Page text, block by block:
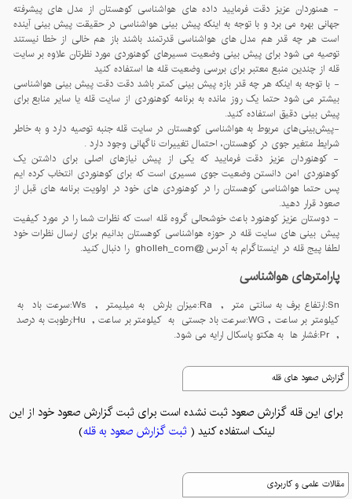
- همنوردان عزیز دقت فرمایید داده های هواشناسی کوهستان از مدل های پیشرفته
جهانی بهره می برد و با توجه به اینکه پیش بینی هواشناسی در حقیقت پیش بینی آینده
است هر چه قدر هم مدل های هواشناسی قدرتمند باشند باز هم خالی از خطا نیستند
توصیه می شود برای پیش بینی وضعیت مسیرهای کوهنوردی مورد نظرتان علاوه بر سایت
قله از چندین منبع معتبر برای بررسی وضعیت قله ها استفاده کنید
- با توجه به اینکه هر چه قدر بازه پیش بینی کمتر باشد دقت دقت پیش بینی هواشناسی
بیشتر می شود حتما یک روز مانده به برنامه کوهنوردی از سایت قله یا سایر منابع برای
پیش بینی دقیق استفاده کنید.
-پيش‌بينی‌های مربوط به هواشناسی کوهستان در سايت قله جنبه توصيه دارد و به خاطر
شرايط متغير جوی در کوهستان، احتمال تغييرات ناگهانی وجود دارد .
- کوهنوردان عزیز دقت فرمایید که یکی از پیش نیازهای اصلی برای داشتن یک
کوهنوردی امن دانستن وضعیت جوی مسیری است که برای کوهنوردی انتخاب کرده ایم
پس حتما هواشناسی کوهستان را در کوهنوردی های خود در اولویت برنامه های قبل از
صعود قرار دهید.
- دوستان عزیز کوهنورد باعث خوشحالی گروه قله است که نظرات شما را در مورد کیفیت
پیش بینی های سایت قله در حوزه هواشناسی کوهستان بدانیم برای ارسال نظرات خود
لطفا پیج قله در اینستاگرام به آدرس @gholleh_com را دنبال کنید.
پارامترهای هواشناسی
Sn:ارتفاع برف به سانتی متر , Ra:میزان بارش به میلیمتر , Ws:سرعت باد به
کیلومتر بر ساعت , WG:سرعت باد جستی به کیلومتر بر ساعت , Hu:رطوبت به درصد
, Pr:فشار ها به هکتو پاسکال ارایه می شود.
گزارش صعود های قله
برای این قله گزارش صعود ثبت نشده است برای ثبت گزارش صعود خود از این
لینک استفاده کنید (
ثبت گزارش صعود به قله)
مقالات علمی و کاربردی